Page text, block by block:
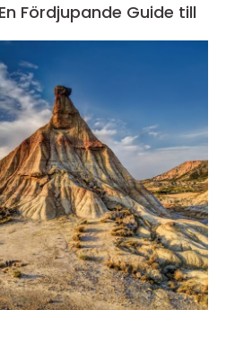
Fördjupande Guide till